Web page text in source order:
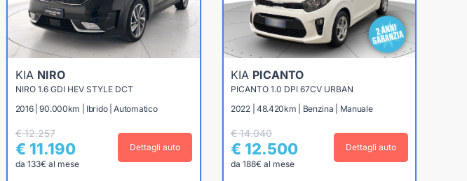
KIA NIRO
NIRO 1.6 GDI HEV STYLE DCT
2016 | 90.000km | Ibrido | Automatico
€ 12.257
€ 11.190
da 133€ al mese
Dettagli auto
KIA PICANTO
PICANTO 1.0 DPI 67CV URBAN
2022 | 48.420km | Benzina | Manuale
€ 14.040
€ 12.500
da 188€ al mese
Dettagli auto